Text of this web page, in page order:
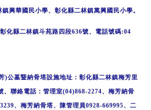
興華國民小學、彰化縣二林鎮萬興國民小學。
化縣二林鎮斗苑路四段636號、電話號碼:04
)公墓暨納骨塔設施地址：彰化縣二林鎮梅芳里
、聯絡電話：管理室(04)868-2274、梅芳納骨
、梅芳納骨塔、陳管理員0928-669995、二